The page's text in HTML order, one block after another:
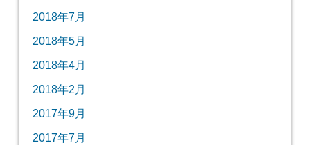
2018年7月
2018年5月
2018年4月
2018年2月
2017年9月
2017年7月